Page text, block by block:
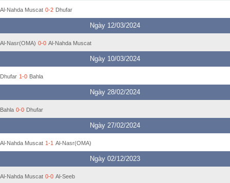
Al-Nahda Muscat 0-2 Dhufar
Ngày 12/03/2024
Al-Nasr(OMA) 0-0 Al-Nahda Muscat
Ngày 10/03/2024
Dhufar 1-0 Bahla
Ngày 28/02/2024
Bahla 0-0 Dhufar
Ngày 27/02/2024
Al-Nahda Muscat 1-1 Al-Nasr(OMA)
Ngày 02/12/2023
Al-Nahda Muscat 0-0 Al-Seeb